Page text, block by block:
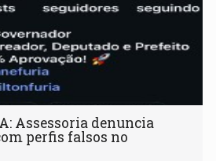
Assessoria denuncia
perfis falsos no